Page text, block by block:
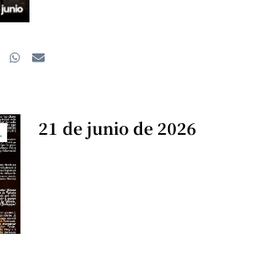
21 de junio de 2026